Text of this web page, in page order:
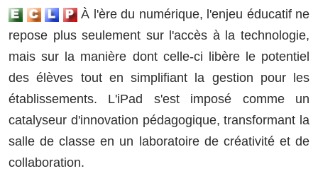
À l'ère du numérique, l'enjeu éducatif ne
repose plus seulement sur l'accès à la technologie,
mais sur la manière dont celle-ci libère le potentiel
des élèves tout en simplifiant la gestion pour les
établissements. L'iPad s'est imposé comme un
catalyseur d'innovation pédagogique, transformant la
salle de classe en un laboratoire de créativité et de
collaboration.